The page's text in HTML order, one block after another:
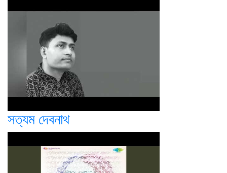
সত্যম দেবনাথ